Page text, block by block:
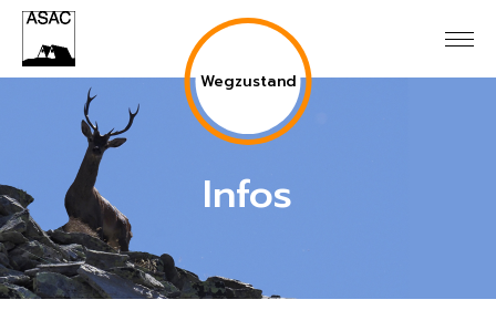
Wegzustand
Infos